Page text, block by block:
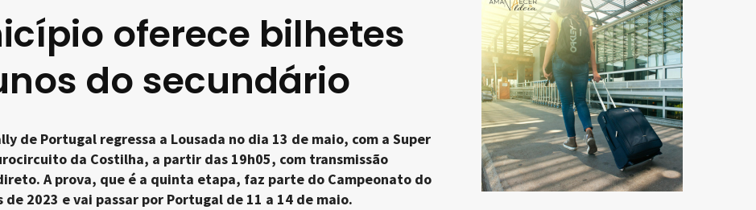
oferece bilhetes
do secundário
de Portugal regressa a Lousada no dia 13 de maio, com a Super
da Costilha, a partir das 19h05, com transmissão
A prova, que é a quinta etapa, faz parte do Campeonato do
de 2023 e vai passar por Portugal de 11 a 14 de maio.